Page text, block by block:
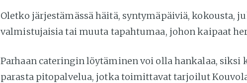
Oletko järjestämässä häitä, syntymäpäiviä, kokousta,
valmistujaisia tai muuta tapahtumaa, johon kaipaat
Parhaan cateringin löytäminen voi olla hankalaa, siksi
parasta pitopalvelua, jotka toimittavat tarjoilut